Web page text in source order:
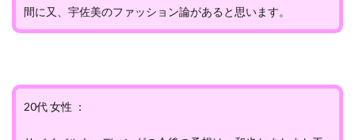
間に又、宇佐美のファッション論があると思います。
20代 女性 ：